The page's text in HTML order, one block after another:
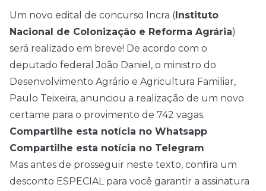
Um novo edital de concurso Incra (Instituto
Nacional de Colonização e Reforma Agrária)
será realizado em breve! De acordo com o
deputado federal João Daniel, o ministro do
Desenvolvimento Agrário e Agricultura Familiar,
Paulo Teixeira, anunciou a realização de um novo
certame para o provimento de 742 vagas.
Compartilhe esta notícia no Whatsapp
Compartilhe esta notícia no Telegram
Mas antes de prosseguir neste texto, confira um
desconto ESPECIAL para você garantir a assinatura